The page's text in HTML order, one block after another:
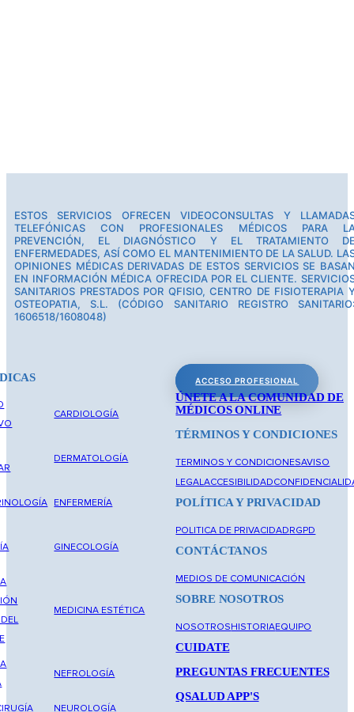
ESTOS SERVICIOS OFRECEN VIDEOCONSULTAS Y
TELEFÓNICAS CON PROFESIONALES MÉDICOS PARA
PREVENCIÓN, EL DIAGNÓSTICO Y EL TRATAMIENTO
ENFERMEDADES, ASÍ COMO EL MANTENIMIENTO DE LA SALUD.
OPINIONES MÉDICAS DERIVADAS DE ESTOS SERVICIOS SE
EN INFORMACIÓN MÉDICA OFRECIDA POR EL CLIENTE.
SANITARIOS PRESTADOS POR QFISIO, CENTRO DE FISIOTERAPIA
OSTEOPATIA, S.L. (CÓDIGO SANITARIO REGISTRO
1606518/1608048)
CARDIOLOGÍA
DERMATOLOGÍA
ENFERMERÍA
GINECOLOGÍA
MEDICINA ESTÉTICA
NEFROLOGÍA
NEUROLOGÍA
ACCESO PROFESIONAL
ÚNETE A LA COMUNIDAD DE
MÉDICOS ONLINE
TÉRMINOS Y CONDICIONES
TERMINOS Y CONDICIONESAVISO
LEGALACCESIBILIDAD
POLÍTICA Y PRIVACIDAD
POLITICA DE PRIVACIDADRGPD
CONTÁCTANOS
MEDIOS DE COMUNICACIÓN
SOBRE NOSOTROS
NOSOTROSHISTORIAEQUIPO
CUIDATE
PREGUNTAS FRECUENTES
QSALUD APP'S